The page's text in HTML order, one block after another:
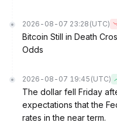
2026-08-07 23:28 (UTC)
Bitcoin Still in Death
Odds
2026-08-07 19:45 (UTC)
The dollar fell Friday
expectations that the
rates in the near term.